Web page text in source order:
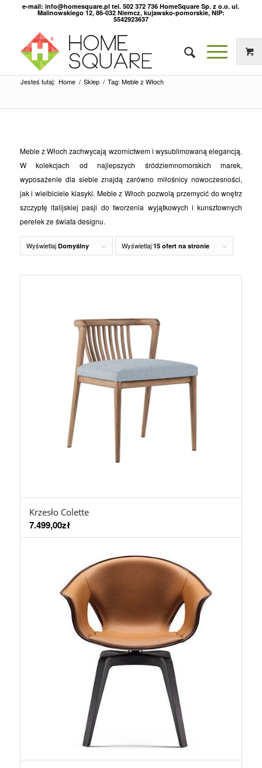
e-mail: info@homesquare.pl tel. 502 372 736 HomeSquare Sp. z o.o. ul.
Malinowskiego 12, 86-032 Niemcz, kujawsko-pomorskie, NIP:
5542923637
Jesteś tutaj: Home / Sklep / Tag: Meble z Włoch
Meble z Włoch zachwycają wzornictwem i wysublimowaną elegancją.
W kolekcjach od najlepszych śródziemnomorskich marek,
wyposażenie dla siebie znajdą zarówno miłośnicy nowoczesności,
jak i wielbiciele klasyki. Meble z Włoch pozwolą przemycić do wnętrz
szczyptę italijskiej pasji do tworzenia wyjątkowych i kunsztownych
perełek ze świata designu.
Wyświetlaj Domyślny Wyświetlaj 15 ofert na stronie
Krzesło Colette
7.499,00zł